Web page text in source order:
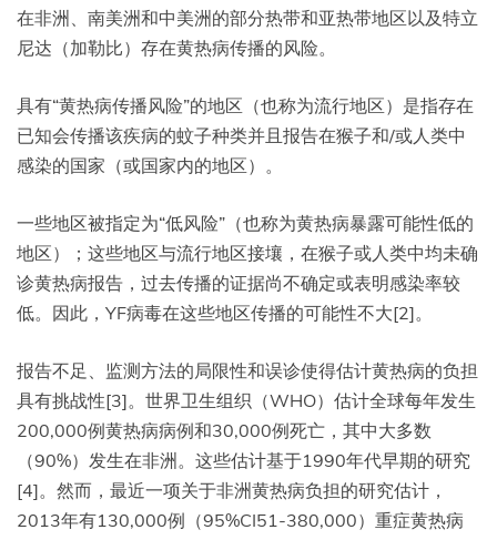
在非洲、南美洲和中美洲的部分热带和亚热带地区以及特立
尼达（加勒比）存在黄热病传播的风险。
具有“黄热病传播风险”的地区（也称为流行地区）是指存在
已知会传播该疾病的蚊子种类并且报告在猴子和/或人类中
感染的国家（或国家内的地区）。
一些地区被指定为“低风险”（也称为黄热病暴露可能性低的
地区）；这些地区与流行地区接壤，在猴子或人类中均未确
诊黄热病报告，过去传播的证据尚不确定或表明感染率较
低。因此，YF病毒在这些地区传播的可能性不大[2]。
报告不足、监测方法的局限性和误诊使得估计黄热病的负担
具有挑战性[3]。世界卫生组织（WHO）估计全球每年发生
200,000例黄热病病例和30,000例死亡，其中大多数
（90%）发生在非洲。这些估计基于1990年代早期的研究
[4]。然而，最近一项关于非洲黄热病负担的研究估计，
2013年有130,000例（95%CI51-380,000）重症黄热病